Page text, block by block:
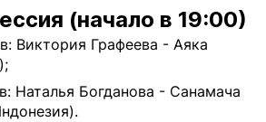
(начало в 19:00)
Виктория Графеева - Аяка
Наталья Богданова - Санамача